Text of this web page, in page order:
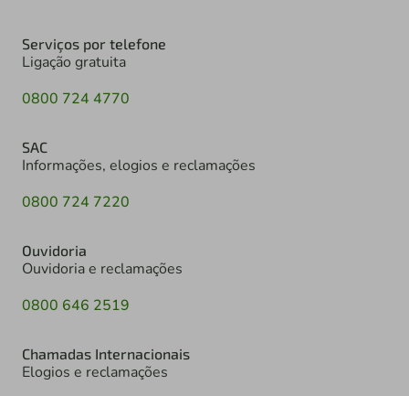
Serviços por telefone
Ligação gratuita
0800 724 4770
SAC
Informações, elogios e reclamações
0800 724 7220
Ouvidoria
Ouvidoria e reclamações
0800 646 2519
Chamadas Internacionais
Elogios e reclamações